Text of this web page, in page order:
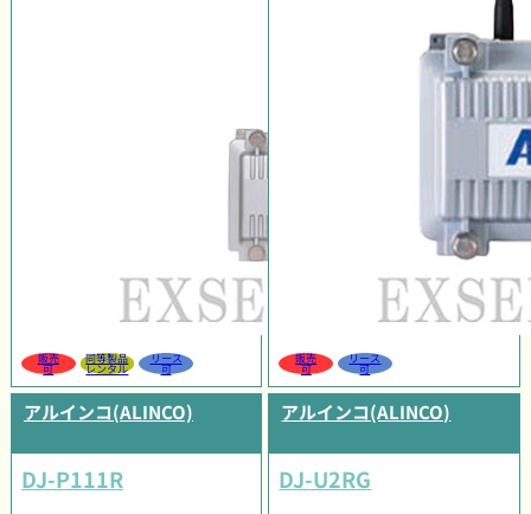
販売
可
同等製品
レンタル
リース
可
販売
可
リース
可
アルインコ(ALINCO)
DJ-P111R
アルインコ(ALINCO)
DJ-U2RG